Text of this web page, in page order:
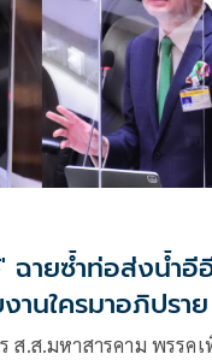
ฉายซ้ำท่อส่งน้ำอี
นใครมาอภิปราย
ส.ส.มหาสารคาม พรรค